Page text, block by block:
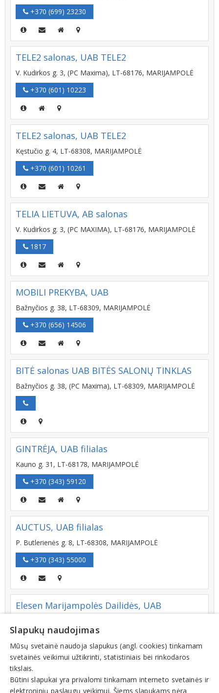
+370 (699) 23230
TELE2 salonas, UAB TELE2
V. Kudirkos g. 3, (PC Maxima), LT-68176, MARIJAMPOLĖ
+370 (601) 10223
TELE2 salonas, UAB TELE2
Kęstučio g. 4, LT-68308, MARIJAMPOLĖ
+370 (601) 10261
TELIA LIETUVA, AB salonas
V. Kudirkos g. 3, (PC MAXIMA), LT-68176, MARIJAMPOLĖ
1817
MOBILI PREKYBA, UAB
Bažnyčios g. 38, LT-68309, MARIJAMPOLĖ
+370 (656) 14506
BITĖ salonas UAB BITĖS SALONŲ TINKLAS
Bažnyčios g. 38, (PC Maxima), LT-68309, MARIJAMPOLĖ
GINTRĖJA, UAB filialas
Kauno g. 31, LT-68178, MARIJAMPOLĖ
+370 (343) 59120
AUCTUS, UAB filialas
P. Butlerienės g. 8, LT-68308, MARIJAMPOLĖ
+370 (343) 55000
Elesen Marijampolės Dailidės, UAB
AVITELOS PREKYBA
Jono Dailidės g. 6, LT-68307, MARIJAMPOLĖ
+370 (46) 200100
Slapukų naudojimas
Mūsų svetainė naudoja slapukus (angl. cookies) tinkamam
svetainės veikimui užtikrinti, statistiniais bei rinkodaros
tikslais.
Būtini slapukai yra privalomi tinkamam interneto svetainės ir
elektroninių paslaugų veikimui. Šiems slapukams nėra